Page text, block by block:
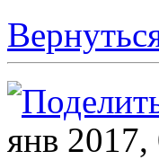
янв 2017,